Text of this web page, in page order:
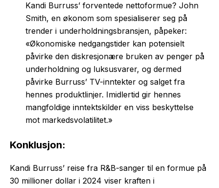
Kandi Burruss’ forventede nettoformue? John
Smith, en økonom som spesialiserer seg på
trender i underholdningsbransjen, påpeker:
«Økonomiske nedgangstider kan potensielt
påvirke den diskresjonære bruken av penger på
underholdning og luksusvarer, og dermed
påvirke Burruss’ TV-inntekter og salget fra
hennes produktlinjer. Imidlertid gir hennes
mangfoldige inntektskilder en viss beskyttelse
mot markedsvolatilitet.»
Konklusjon:
Kandi Burruss’ reise fra R&B-sanger til en formue på
30 millioner dollar i 2024 viser kraften i